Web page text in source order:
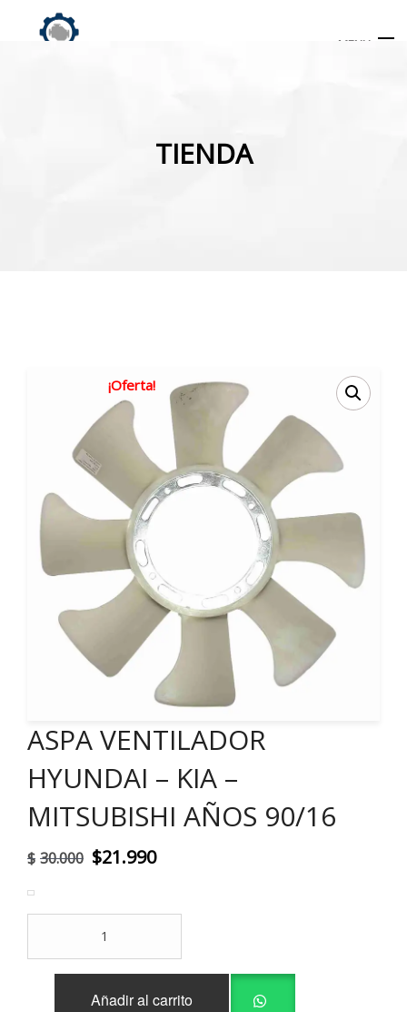
MENU
TIENDA
¡Oferta!
ASPA VENTILADOR
HYUNDAI – KIA –
MITSUBISHI AÑOS 90/16
$ 30.000 El
original
era:
$30.000.
$21.990El
actual
$21.990.
VENTILADOR
HYUNDAI
Añadir al carrito